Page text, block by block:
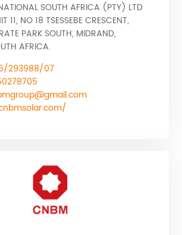
SOUTH AFRICA (PTY) LTD
11, NO 18 TSESSEBE CRESCENT,
PARK SOUTH, MIDRAND,
AFRICA.
293988/07